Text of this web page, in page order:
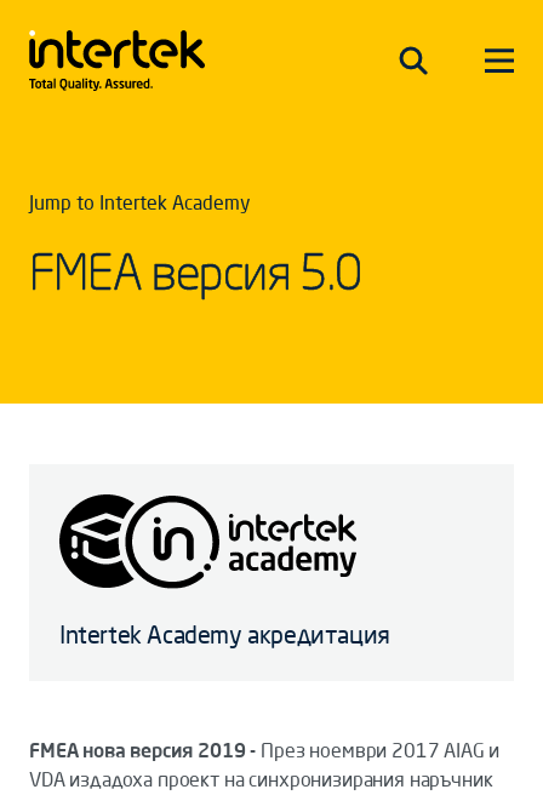
Jump to Intertek Academy
FMEA версия 5.0
Intertek Academy акредитация
FMEA нова версия 2019 - През ноември 2017 AIAG и
VDA издадоха проект на синхронизирания наръчник